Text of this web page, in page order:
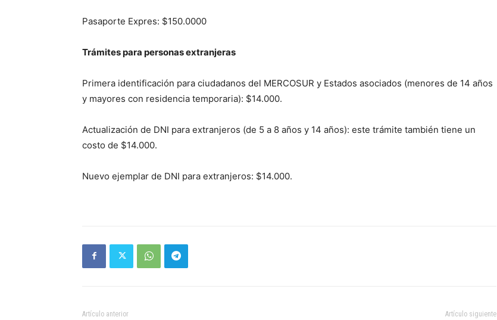
Pasaporte Expres: $150.0000
Trámites para personas extranjeras
Primera identificación para ciudadanos del MERCOSUR y Estados asociados (menores de 14 años
y mayores con residencia temporaria): $14.000.
Actualización de DNI para extranjeros (de 5 a 8 años y 14 años): este trámite también tiene un
costo de $14.000.
Nuevo ejemplar de DNI para extranjeros: $14.000.
Artículo anterior Artículo siguiente